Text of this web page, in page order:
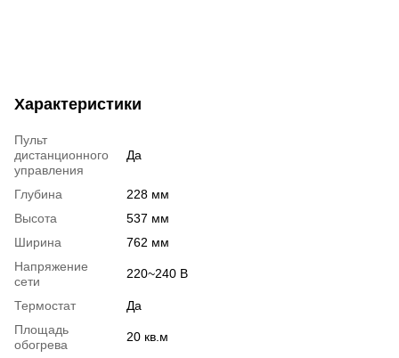
Характеристики
Пульт
дистанционного
управления
Да
Глубина
228 мм
Высота
537 мм
Ширина
762 мм
Напряжение
сети
220~240 В
Термостат
Да
Площадь
обогрева
20 кв.м